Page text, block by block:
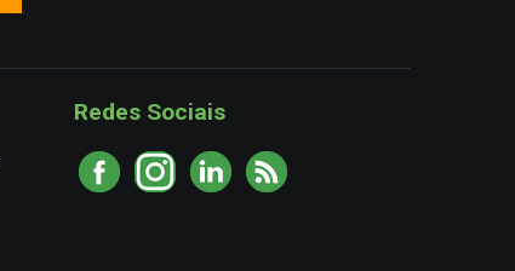
Redes Sociais